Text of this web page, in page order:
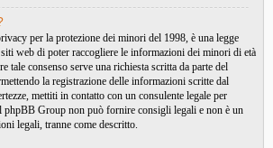
per la protezione dei minori del 1998, è una legge
web di poter raccogliere le informazioni dei minori di età
tale consenso serve una richiesta scritta da parte del
la registrazione delle informazioni scritte dal
mettiti in contatto con un consulente legale per
phpBB Group non può fornire consigli legali e non è un
legali, tranne come descritto.